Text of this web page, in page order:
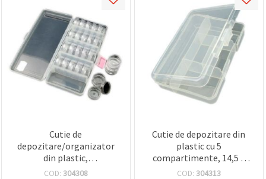
Cutie de
depozitare/organizator
din plastic,
multifuncțională,
COD: 304308
Cutie de depozitare din
plastic cu 5
compartimente, 14,5 x
10,5 x 3,4 cm
COD: 304313